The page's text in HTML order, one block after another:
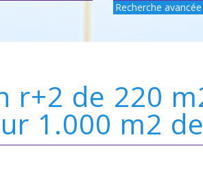
Recherche avancée
1.000 m2 de